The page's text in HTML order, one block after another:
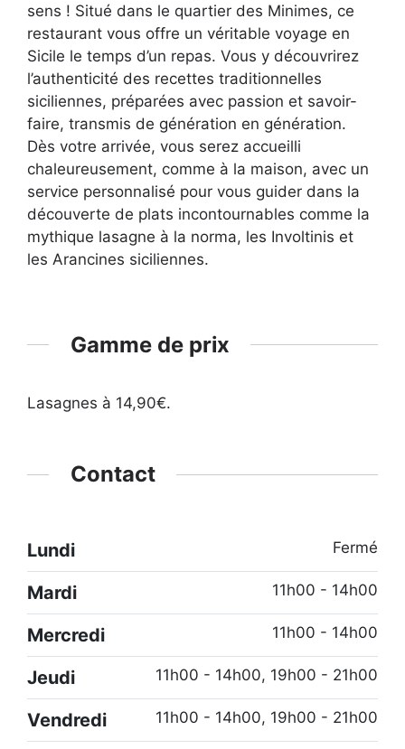
sens ! Situé dans le quartier des Minimes, ce
restaurant vous offre un véritable voyage en
Sicile le temps d’un repas. Vous y découvrirez
l’authenticité des recettes traditionnelles
siciliennes, préparées avec passion et savoir-
faire, transmis de génération en génération.
Dès votre arrivée, vous serez accueilli
chaleureusement, comme à la maison, avec un
service personnalisé pour vous guider dans la
découverte de plats incontournables comme la
mythique lasagne à la norma, les Involtinis et
les Arancines siciliennes.
Gamme de prix
Lasagnes à 14,90€.
Contact
Lundi Fermé
Mardi 11h00 - 14h00
Mercredi 11h00 - 14h00
Jeudi 11h00 - 14h00, 19h00 - 21h00
Vendredi 11h00 - 14h00, 19h00 - 21h00